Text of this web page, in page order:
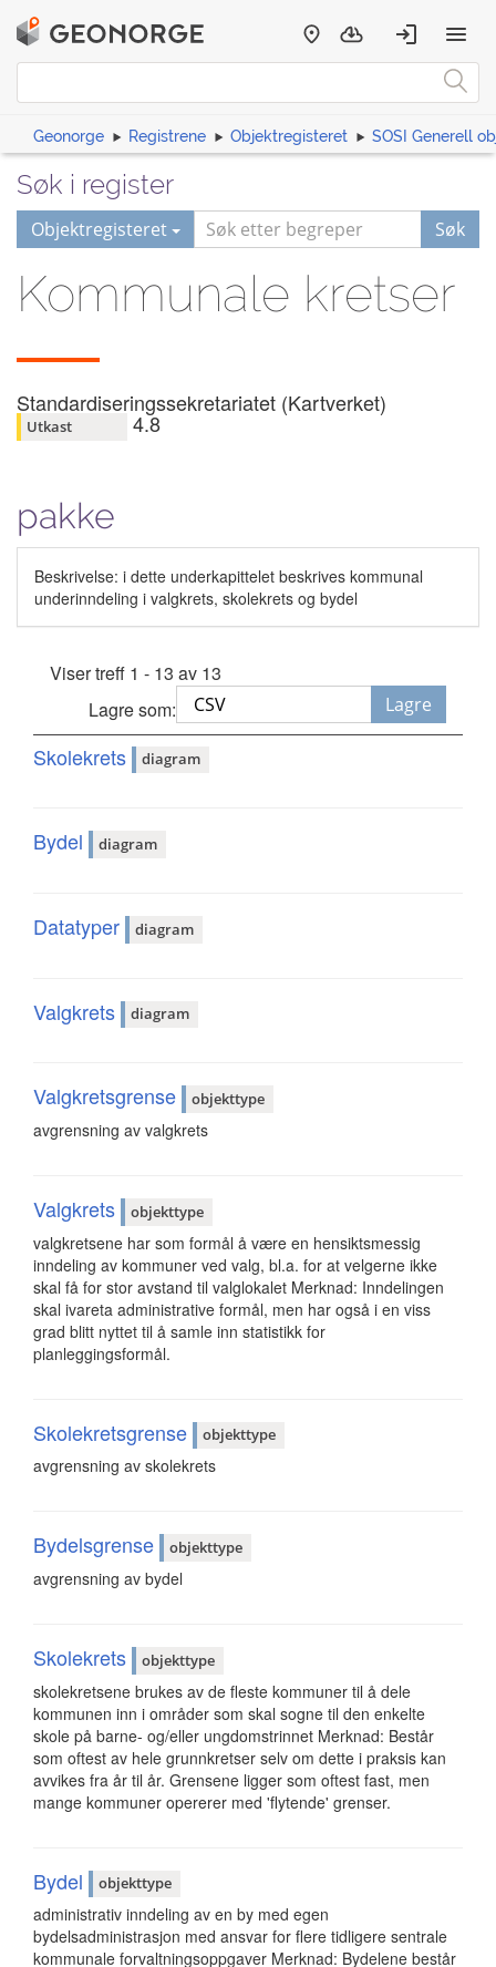
Geonorge Registrene Objektregisteret SOSI Generell
Søk i register
Objektregisteret Søk
Kommunale kretser
Standardiseringssekretariatet (Kartverket)
Utkast 4.8
pakke
Beskrivelse: i dette underkapittelet beskrives kommunal
underinndeling i valgkrets, skolekrets og bydel
Viser treff 1 - 13 av 13
Lagre som:
Lagre
Skolekrets diagram
Bydel diagram
Datatyper diagram
Valgkrets diagram
Valgkretsgrense objekttype
avgrensning av valgkrets
Valgkrets objekttype
valgkretsene har som formål å være en hensiktsmessig
inndeling av kommuner ved valg, bl.a. for at velgerne ikke
skal få for stor avstand til valglokalet Merknad: Inndelingen
skal ivareta administrative formål, men har også i en viss
grad blitt nyttet til å samle inn statistikk for
planleggingsformål.
Skolekretsgrense objekttype
avgrensning av skolekrets
Bydelsgrense objekttype
avgrensning av bydel
Skolekrets objekttype
skolekretsene brukes av de fleste kommuner til å dele
kommunen inn i områder som skal sogne til den enkelte
skole på barne- og/eller ungdomstrinnet Merknad: Består
som oftest av hele grunnkretser selv om dette i praksis kan
avvikes fra år til år. Grensene ligger som oftest fast, men
mange kommuner opererer med 'flytende' grenser.
Bydel objekttype
administrativ inndeling av en by med egen
bydelsadministrasjon med ansvar for flere tidligere sentrale
kommunale forvaltningsoppgaver Merknad: Bydelene består